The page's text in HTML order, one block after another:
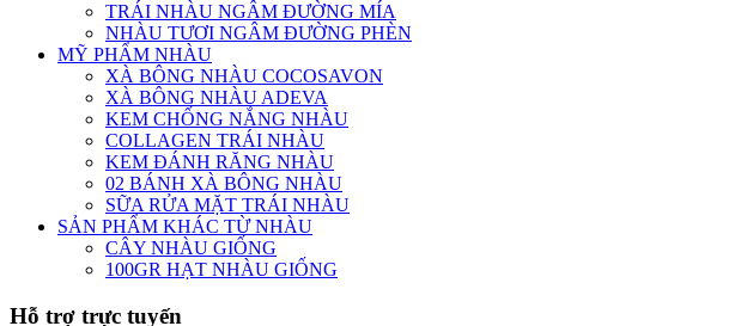
TRÁI NHÀU NGÂM ĐƯỜNG MÍA
NHÀU TƯƠI NGÂM ĐƯỜNG PHÈN
MỸ PHẨM NHÀU
XÀ BÔNG NHÀU COCOSAVON
XÀ BÔNG NHÀU ADEVA
KEM CHỐNG NẮNG NHÀU
COLLAGEN TRÁI NHÀU
KEM ĐÁNH RĂNG NHÀU
02 BÁNH XÀ BÔNG NHÀU
SỮA RỬA MẶT TRÁI NHÀU
SẢN PHẨM KHÁC TỪ NHÀU
CÂY NHÀU GIỐNG
100GR HẠT NHÀU GIỐNG
Hỗ trợ trực tuyến